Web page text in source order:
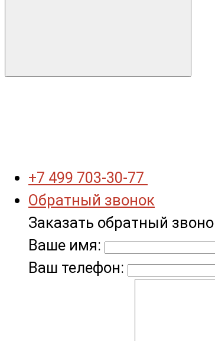
+7 499 703-30-77
Обратный звонок
Заказать обратный
Ваше имя:
Ваш телефон: